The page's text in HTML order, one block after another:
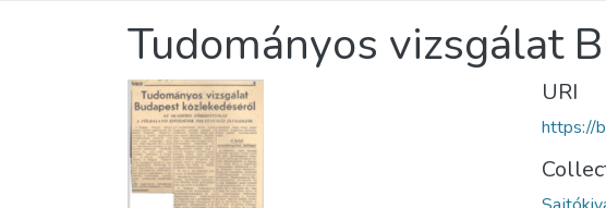
Tudományos vizsgálat
URI
https://